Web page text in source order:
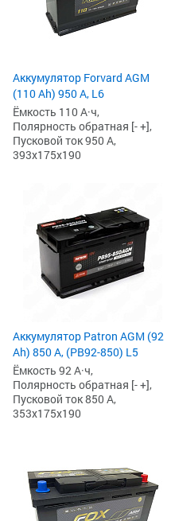
Аккумулятор Forvard AGM
(110 Ah) 950 А, L6
Ёмкость 110 А·ч,
Полярность обратная [- +],
Пусковой ток 950 А,
393x175x190
Аккумулятор Patron AGM (92
Ah) 850 А, (PB92-850) L5
Ёмкость 92 А·ч,
Полярность обратная [- +],
Пусковой ток 850 А,
353x175x190